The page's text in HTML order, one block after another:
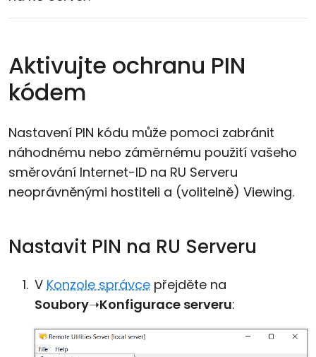
Aktivujte ochranu PIN
kódem
Nastavení PIN kódu může pomoci zabránit
náhodnému nebo záměrnému použití vašeho
směrování Internet-ID na RU Serveru
neoprávněnými hostiteli a (volitelně) Viewing.
Nastavit PIN na RU Serveru
V Konzole správce přejděte na
Soubory➝Konfigurace serveru: